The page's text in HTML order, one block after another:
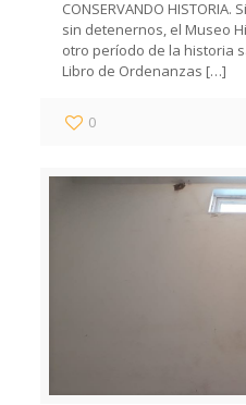
CONSERVANDO
sin detenernos, el Museo
otro período de la historia
Libro de Ordenanzas […]
0